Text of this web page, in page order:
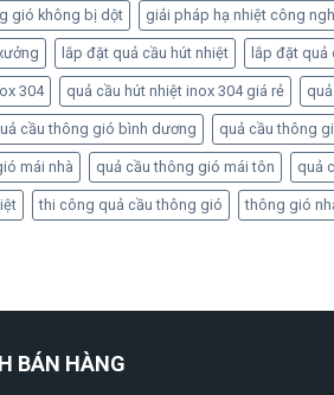
gió không bị dột giải pháp hạ nhiệt công
lắp đặt quả cầu hút nhiệt lắp đặt quả
304 quả cầu hút nhiệt inox 304 giá rẻ
cầu thông gió bình dương quả cầu thông
mái nhà quả cầu thông gió mái tôn quả
thi công quả cầu thông gió thông gió
BÁN HÀNG